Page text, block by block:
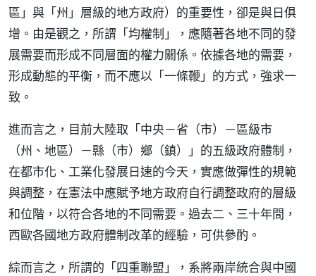
區」與「州」層級的地方政府）的重要性，卻是與日俱
增。由是觀之，所謂「均權制」，應隨著各地不同的發
展需要而形成不同層面的權力關係。依據各地的需要，
形成動態的平衡，而不應以「一條鞭」的方式，強求一
致。
進而言之，目前大陸取「中央－省（市）－區級市
（州、地區）－縣（市）鄉（鎮）」的五級政府體制，
在都市化、工業化發展日速的今天，實應做彈性的規範
與調整，在憲法中應賦予地方政府自行調整政府的層級
和位階，以符合各地的不同需要。過去二、三十年間，
西歐各國地方政府體制改革的經驗，可供參酌。
綜而言之，所謂的「四重聯盟」，系將兩岸統合與中國